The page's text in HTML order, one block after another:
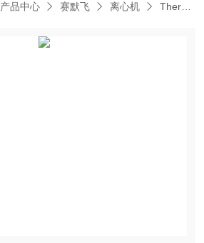
产品中心 赛默飞 离心机 Thermo赛默飞MicroCL 17离心机